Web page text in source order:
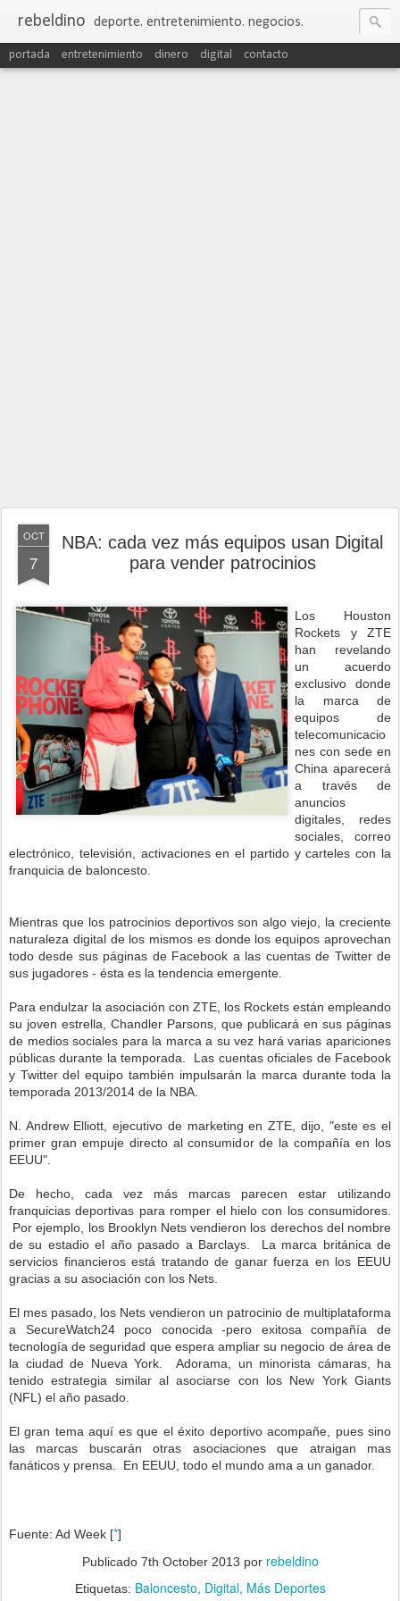
rebeldino deporte. entretenimiento. negocios.
portada entretenimiento dinero digital contacto
OCT
7
NBA: cada vez más equipos usan Digital
para vender patrocinios
Los Houston
Rockets y ZTE
han revelando
un acuerdo
exclusivo donde
la marca de
equipos de
telecomunicacio
nes con sede en
China aparecerá
a través de
anuncios
digitales, redes
sociales, correo
electrónico, televisión, activaciones en el partido y carteles con la
franquicia de baloncesto.
Mientras que los patrocinios deportivos son algo viejo, la creciente
naturaleza digital de los mismos es donde los equipos aprovechan
todo desde sus páginas de Facebook a las cuentas de Twitter de
sus jugadores - ésta es la tendencia emergente.
Para endulzar la asociación con ZTE, los Rockets están empleando
su joven estrella, Chandler Parsons, que publicará en sus páginas
de medios sociales para la marca a su vez hará varias apariciones
públicas durante la temporada. Las cuentas oficiales de Facebook
y Twitter del equipo también impulsarán la marca durante toda la
temporada 2013/2014 de la NBA.
N. Andrew Elliott, ejecutivo de marketing en ZTE, dijo, "este es el
primer gran empuje directo al consumidor de la compañía en los
EEUU".
De hecho, cada vez más marcas parecen estar utilizando
franquicias deportivas para romper el hielo con los consumidores.
Por ejemplo, los Brooklyn Nets vendieron los derechos del nombre
de su estadio el año pasado a Barclays. La marca británica de
servicios financieros está tratando de ganar fuerza en los EEUU
gracias a su asociación con los Nets.
El mes pasado, los Nets vendieron un patrocinio de multiplataforma
a SecureWatch24 poco conocida -pero exitosa compañía de
tecnología de seguridad que espera ampliar su negocio de área de
la ciudad de Nueva York. Adorama, un minorista cámaras, ha
tenido estrategia similar al asociarse con los New York Giants
(NFL) el año pasado.
El gran tema aquí es que el éxito deportivo acompañe, pues sino
las marcas buscarán otras asociaciones que atraigan mas
fanáticos y prensa. En EEUU, todo el mundo ama a un ganador.
Fuente: Ad Week [*]
Publicado 7th October 2013 por rebeldino
Etiquetas: Baloncesto Digital Más Deportes